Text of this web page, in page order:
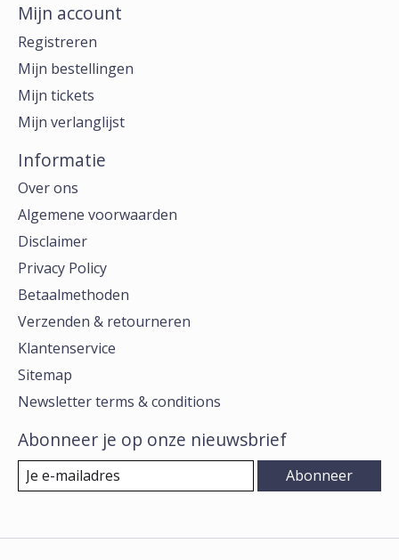
Mijn account
Registreren
Mijn bestellingen
Mijn tickets
Mijn verlanglijst
Informatie
Over ons
Algemene voorwaarden
Disclaimer
Privacy Policy
Betaalmethoden
Verzenden & retourneren
Klantenservice
Sitemap
Newsletter terms & conditions
Abonneer je op onze nieuwsbrief
Abonneer